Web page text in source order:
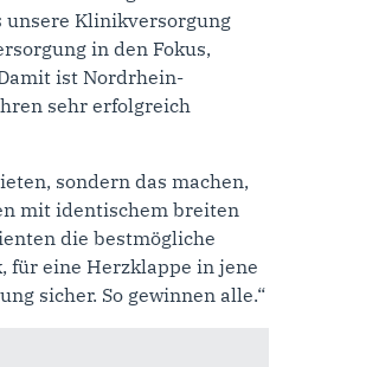
unsere Klinikversorgung
in den Fokus,
ist Nordrhein-
sehr erfolgreich
sondern das machen,
mit identischem breiten
die bestmögliche
für eine Herzklappe in jene
sicher. So gewinnen alle.“